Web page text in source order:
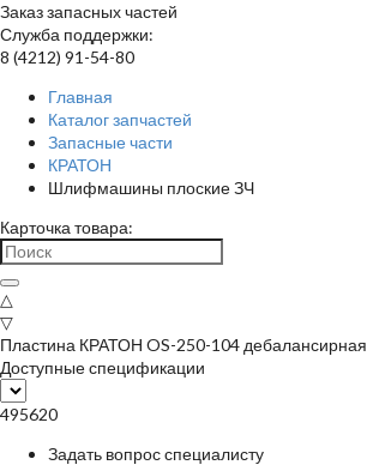
Заказ запасных частей
Служба поддержки:
8 (4212) 91-54-80
Главная
Каталог запчастей
Запасные части
КРАТОН
Шлифмашины плоские ЗЧ
Карточка товара:
△
▽
Пластина КРАТОН OS-250-104 дебалансирная
Доступные спецификации
495620
Задать вопрос специалисту